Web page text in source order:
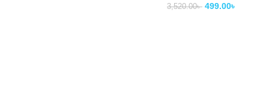
3,520.00৳ 499.00৳